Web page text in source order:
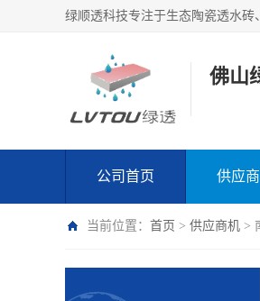
绿顺透科技专注于生态陶瓷透水砖
佛山
公司首页 供应
当前位置： 首页 > 供应商机 >